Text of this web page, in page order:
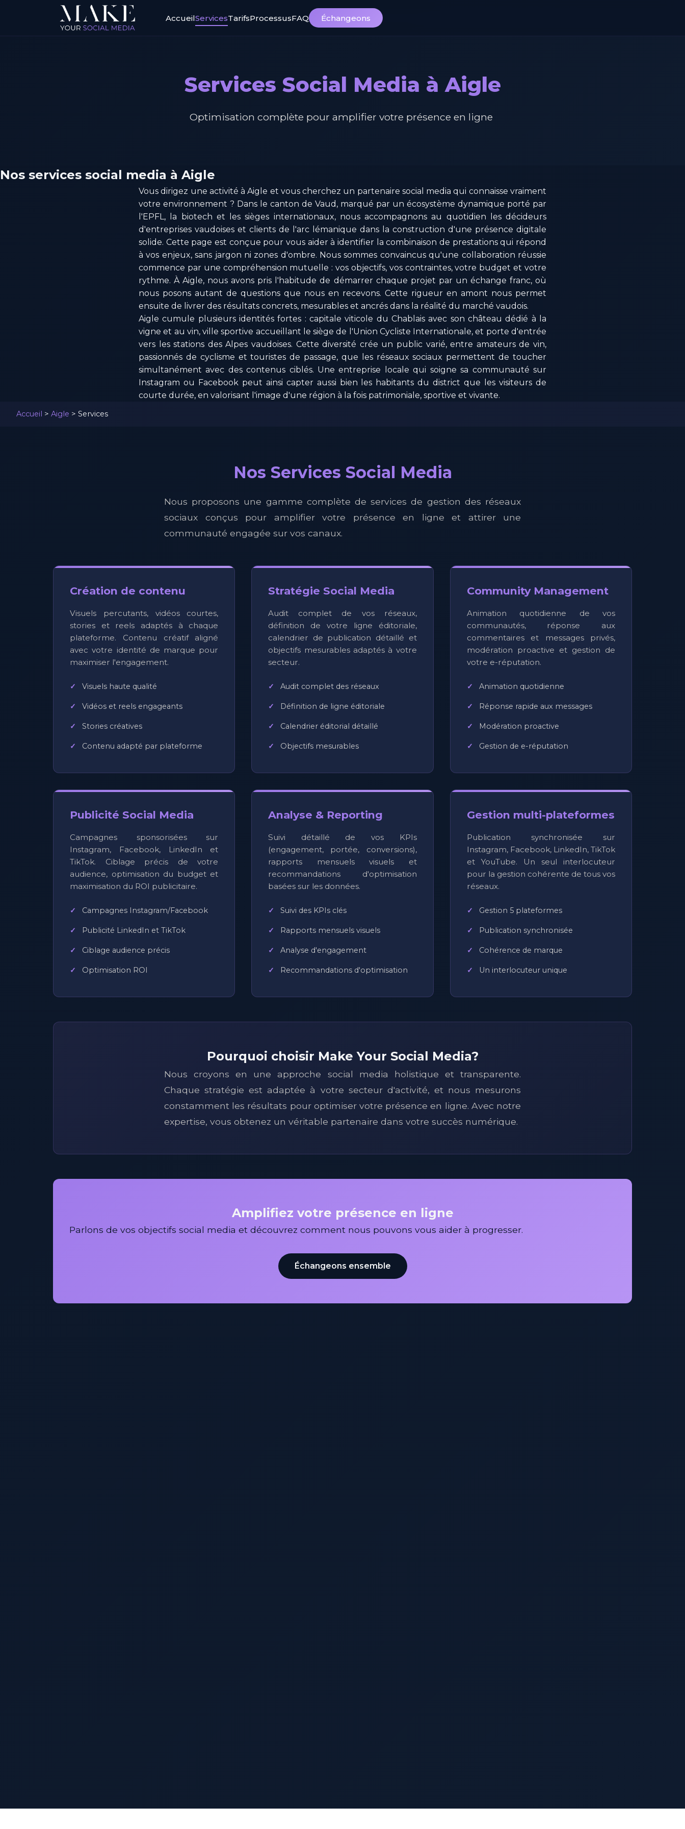
AccueilServicesTarifsProcessusFAQ Échangeons
Services Social Media à Aigle
Optimisation complète pour amplifier votre présence en ligne
Nos services social media à Aigle
Vous dirigez une activité à Aigle et vous cherchez un partenaire social media qui connaisse vraiment
votre environnement ? Dans le canton de Vaud, marqué par un écosystème dynamique porté par
l'EPFL, la biotech et les sièges internationaux, nous accompagnons au quotidien les décideurs
d'entreprises vaudoises et clients de l'arc lémanique dans la construction d'une présence digitale
solide. Cette page est conçue pour vous aider à identifier la combinaison de prestations qui répond
à vos enjeux, sans jargon ni zones d'ombre. Nous sommes convaincus qu'une collaboration réussie
commence par une compréhension mutuelle : vos objectifs, vos contraintes, votre budget et votre
rythme. À Aigle, nous avons pris l'habitude de démarrer chaque projet par un échange franc, où
nous posons autant de questions que nous en recevons. Cette rigueur en amont nous permet
ensuite de livrer des résultats concrets, mesurables et ancrés dans la réalité du marché vaudois.
Aigle cumule plusieurs identités fortes : capitale viticole du Chablais avec son château dédié à la
vigne et au vin, ville sportive accueillant le siège de l'Union Cycliste Internationale, et porte d'entrée
vers les stations des Alpes vaudoises. Cette diversité crée un public varié, entre amateurs de vin,
passionnés de cyclisme et touristes de passage, que les réseaux sociaux permettent de toucher
simultanément avec des contenus ciblés. Une entreprise locale qui soigne sa communauté sur
Instagram ou Facebook peut ainsi capter aussi bien les habitants du district que les visiteurs de
courte durée, en valorisant l'image d'une région à la fois patrimoniale, sportive et vivante.
Accueil > Aigle > Services
Nos Services Social Media
Nous proposons une gamme complète de services de gestion des réseaux
sociaux conçus pour amplifier votre présence en ligne et attirer une
communauté engagée sur vos canaux.
Création de contenu
Visuels percutants, vidéos courtes,
stories et reels adaptés à chaque
plateforme. Contenu créatif aligné
avec votre identité de marque pour
maximiser l'engagement.
Visuels haute qualité
Vidéos et reels engageants
Stories créatives
Contenu adapté par plateforme
Stratégie Social Media
Audit complet de vos réseaux,
définition de votre ligne éditoriale,
calendrier de publication détaillé et
objectifs mesurables adaptés à votre
secteur.
Audit complet des réseaux
Définition de ligne éditoriale
Calendrier éditorial détaillé
Objectifs mesurables
Community Management
Animation quotidienne de vos
communautés, réponse aux
commentaires et messages privés,
modération proactive et gestion de
votre e-réputation.
Animation quotidienne
Réponse rapide aux messages
Modération proactive
Gestion de e-réputation
Publicité Social Media
Campagnes sponsorisées sur
Instagram, Facebook, LinkedIn et
TikTok. Ciblage précis de votre
audience, optimisation du budget et
maximisation du ROI publicitaire.
Campagnes Instagram/Facebook
Publicité LinkedIn et TikTok
Ciblage audience précis
Optimisation ROI
Analyse & Reporting
Suivi détaillé de vos KPIs
(engagement, portée, conversions),
rapports mensuels visuels et
recommandations d'optimisation
basées sur les données.
Suivi des KPIs clés
Rapports mensuels visuels
Analyse d'engagement
Recommandations d'optimisation
Gestion multi-plateformes
Publication synchronisée sur
Instagram, Facebook, LinkedIn, TikTok
et YouTube. Un seul interlocuteur
pour la gestion cohérente de tous vos
réseaux.
Gestion 5 plateformes
Publication synchronisée
Cohérence de marque
Un interlocuteur unique
Pourquoi choisir Make Your Social Media?
Nous croyons en une approche social media holistique et transparente.
Chaque stratégie est adaptée à votre secteur d'activité, et nous mesurons
constamment les résultats pour optimiser votre présence en ligne. Avec notre
expertise, vous obtenez un véritable partenaire dans votre succès numérique.
Amplifiez votre présence en ligne
Parlons de vos objectifs social media et découvrez comment nous pouvons vous aider à progresser.
Échangeons ensemble